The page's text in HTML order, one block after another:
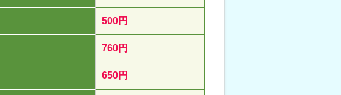
500円
760円
650円